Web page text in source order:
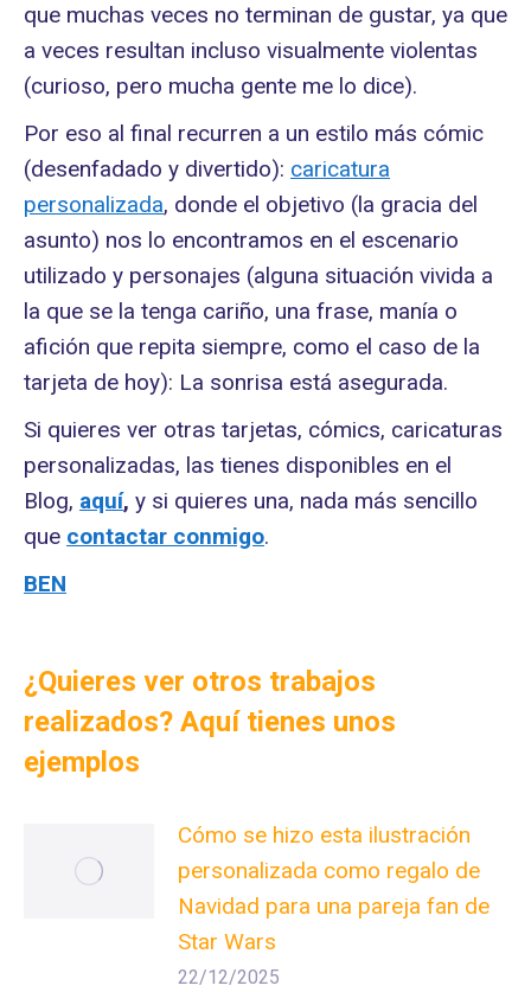
que muchas veces no terminan de gustar, ya que
a veces resultan incluso visualmente violentas
(curioso, pero mucha gente me lo dice).
Por eso al final recurren a un estilo más cómic
(desenfadado y divertido): caricatura
personalizada, donde el objetivo (la gracia del
asunto) nos lo encontramos en el escenario
utilizado y personajes (alguna situación vivida a
la que se la tenga cariño, una frase, manía o
afición que repita siempre, como el caso de la
tarjeta de hoy): La sonrisa está asegurada.
Si quieres ver otras tarjetas, cómics, caricaturas
personalizadas, las tienes disponibles en el
Blog, aquí, y si quieres una, nada más sencillo
que contactar conmigo.
BEN
¿Quieres ver otros trabajos
realizados? Aquí tienes unos
ejemplos
Cómo se hizo esta ilustración
personalizada como regalo de
Navidad para una pareja fan de
Star Wars
22/12/2025